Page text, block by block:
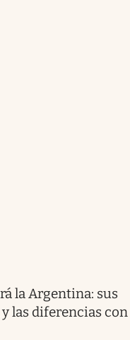
la Argentina: sus
y las diferencias con